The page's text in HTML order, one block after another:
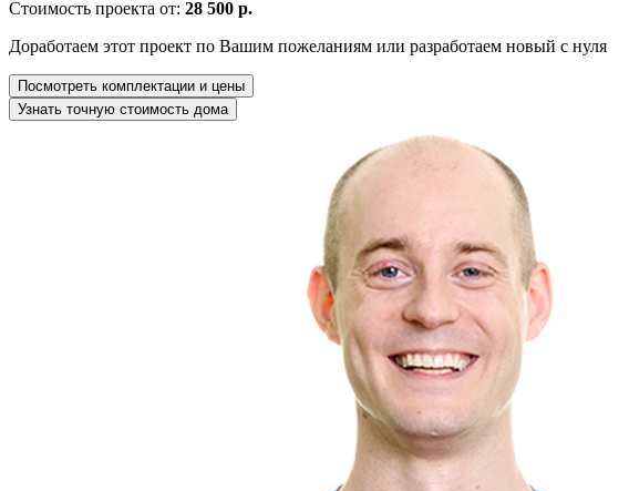
Стоимость проекта от: 28 500 р.
Доработаем этот проект по Вашим пожеланиям или разработаем новый с нуля
Посмотреть комплектации и цены
Узнать точную стоимость дома